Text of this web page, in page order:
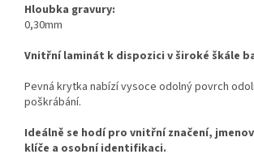
Hloubka gravury:
0,30mm
Vnitřní laminát k dispozici v široké škále
Pevná krytka nabízí vysoce odolný povrch
poškrábání.
Ideálně se hodí pro vnitřní značení,
klíče a osobní identifikaci.